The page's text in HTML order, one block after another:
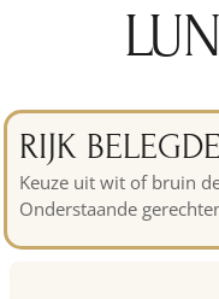
RIJK
Keuze uit wit of bruin
Onderstaande